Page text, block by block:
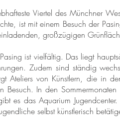
Viertel des Münchner
ist mit einem Besuch der
großzügigen
ist vielfältig. Das liegt
Zudem sind ständig
Ateliers von Künstlern, die in
Besuch. In den
es das Aquarium
selbst künstlerisch